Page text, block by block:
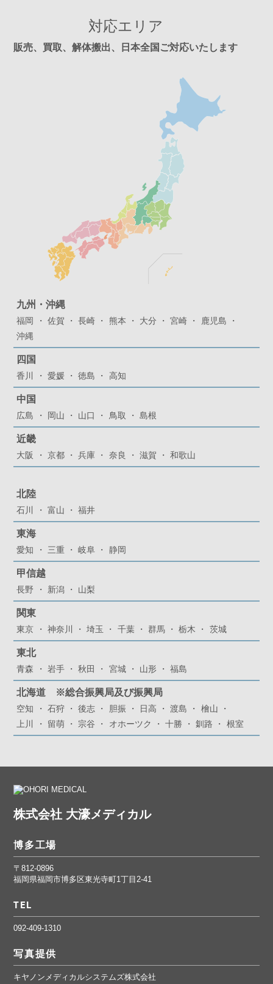
対応エリア
販売、買取、解体搬出、日本全国ご対応いたします
九州・沖縄
福岡 佐賀 長崎 熊本 大分 宮崎
鹿児島
沖縄
四国
香川 愛媛 徳島 高知
中国
広島 岡山 山口 鳥取 島根
近畿
大阪 京都 兵庫 奈良 滋賀 和歌山
北陸
石川 富山 福井
東海
愛知 三重 岐阜 静岡
甲信越
長野 新潟 山梨
関東
東京 神奈川 埼玉 千葉 群馬 栃木 茨城
東北
青森 岩手 秋田 宮城 山形 福島
北海道 ※総合振興局及び振興局
空知 石狩 後志 胆振 日高 渡島
檜山
上川
留萌 宗谷 オホーツク 十勝 釧路 根室
株式会社 大濠メディカル
博多工場
〒812-0896
福岡県福岡市博多区東光寺町1丁目2-41
TEL
092-409-1310
写真提供
キヤノンメディカルシステムズ株式会社